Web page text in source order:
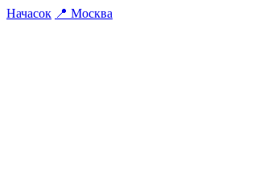
Начасок 📍 Москва